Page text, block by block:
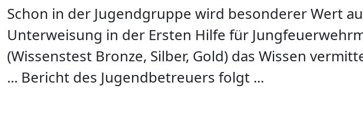
Schon in der Jugendgruppe wird besonderer Wert
Unterweisung in der Ersten Hilfe für
(Wissenstest Bronze, Silber, Gold) das Wissen
... Bericht des Jugendbetreuers folgt ...